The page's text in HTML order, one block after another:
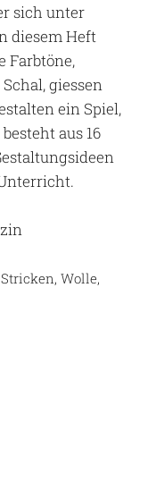
sich unter
diesem Heft
Farbtöne,
giessen
ein Spiel,
aus 16
Wolle,